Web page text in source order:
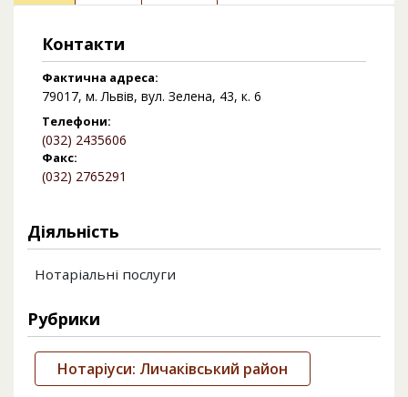
Контакти
Фактична адреса:
79017, м. Львів, вул. Зелена, 43, к. 6
Телефони:
(032) 2435606
Факс:
(032) 2765291
Діяльність
Нотаріальні послуги
Рубрики
Нотаріуси: Личаківський район